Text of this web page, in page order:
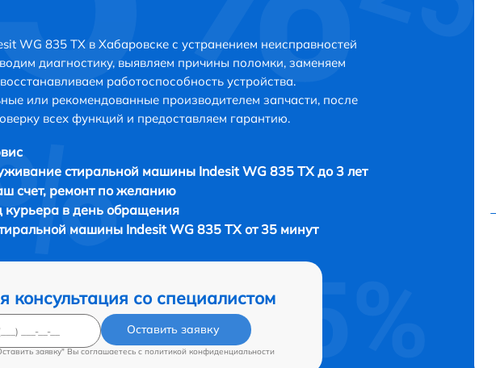
WG 835 TX в Хабаровске с устранением неисправностей
диагностику, выявляем причины поломки, заменяем
работоспособность устройства.
или рекомендованные производителем запчасти, после
всех функций и предоставляем гарантию.
стиральной машины Indesit WG 835 TX до 3 лет
счет, ремонт по желанию
курьера в день обращения
машины Indesit WG 835 TX от 35 минут
консультация со специалистом
Оставить заявку
заявку" Вы соглашаетесь c политикой конфиденциальности